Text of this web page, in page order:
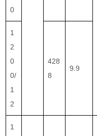
0
1
2
0
0/
1
2
428
8
9.9
1